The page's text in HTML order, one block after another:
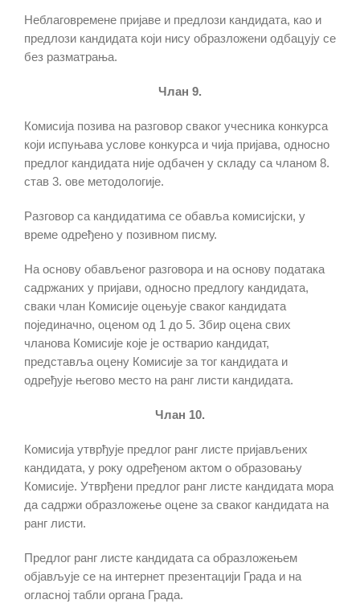
Неблаговремене пријаве и предлози кандидата, као и
предлози кандидата који нису образложени одбацују се
без разматрања.
Члан 9.
Комисија позива на разговор сваког учесника конкурса
који испуњава услове конкурса и чија пријава, односно
предлог кандидата није одбачен у складу са чланом 8.
став 3. ове методологије.
Разговор са кандидатима се обавља комисијски, у
време одређено у позивном писму.
На основу обављеног разговора и на основу података
садржаних у пријави, односно предлогу кандидата,
сваки члан Комисије оцењује сваког кандидата
појединачно, оценом од 1 до 5. Збир оцена свих
чланова Комисије које је остварио кандидат,
представља оцену Комисије за тог кандидата и
одређује његово место на ранг листи кандидата.
Члан 10.
Комисија утврђује предлог ранг листе пријављених
кандидата, у року одређеном актом о образовању
Комисије. Утврђени предлог ранг листе кандидата мора
да садржи образложење оцене за сваког кандидата на
ранг листи.
Предлог ранг листе кандидата са образложењем
објављује се на интернет презентацији Града и на
огласној табли органа Града.